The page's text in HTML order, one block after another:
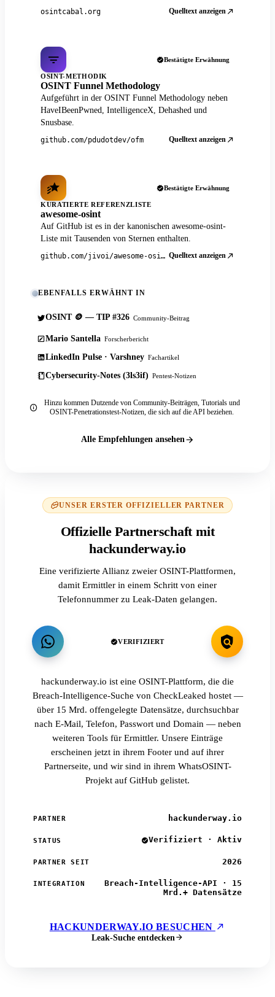
osintcabal.org Quelltext anzeigen
Bestätigte Erwähnung
OSINT-METHODIK
OSINT Funnel Methodology
Aufgeführt in der OSINT Funnel Methodology neben
HaveIBeenPwned, IntelligenceX, Dehashed und
Snusbase.
github.com/pdudotdev/ofm Quelltext anzeigen
Bestätigte Erwähnung
KURATIERTE REFERENZLISTE
awesome-osint
Auf GitHub ist es in der kanonischen awesome-osint-
Liste mit Tausenden von Sternen enthalten.
github.com/jivoi/awesome-osint Quelltext anzeigen
EBENFALLS ERWÄHNT IN
OSINT 🪙 — TIP #326 Community-Beitrag
Mario Santella Forscherbericht
LinkedIn Pulse · Varshney Fachartikel
Cybersecurity-Notes (3ls3if) Pentest-Notizen
Hinzu kommen Dutzende von Community-Beiträgen, Tutorials und
OSINT-Penetrationstest-Notizen, die sich auf die API beziehen.
Alle Empfehlungen ansehen
UNSER ERSTER OFFIZIELLER PARTNER
Offizielle Partnerschaft mit
hackunderway.io
Eine verifizierte Allianz zweier OSINT-Plattformen,
damit Ermittler in einem Schritt von einer
Telefonnummer zu Leak-Daten gelangen.
VERIFIZIERT
hackunderway.io ist eine OSINT-Plattform, die die
Breach-Intelligence-Suche von CheckLeaked hostet —
über 15 Mrd. offengelegte Datensätze, durchsuchbar
nach E-Mail, Telefon, Passwort und Domain — neben
weiteren Tools für Ermittler. Unsere Einträge
erscheinen jetzt in ihrem Footer und auf ihrer
Partnerseite, und wir sind in ihrem WhatsOSINT-
Projekt auf GitHub gelistet.
PARTNER hackunderway.io
STATUS Verifiziert · Aktiv
PARTNER SEIT 2026
INTEGRATION
Breach-Intelligence-API · 15
Mrd.+ Datensätze
HACKUNDERWAY.IO BESUCHEN
Leak-Suche entdecken